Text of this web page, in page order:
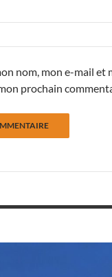
nom, mon e-mail et
prochain